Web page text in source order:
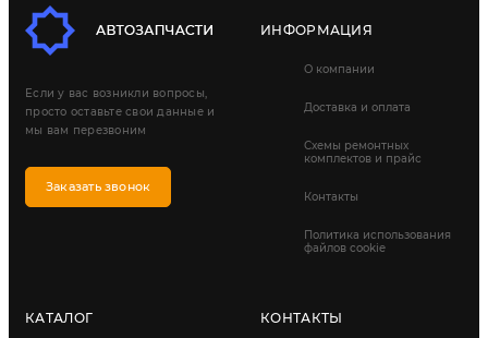
Если у вас возникли вопросы,
просто оставьте свои данные и
мы вам перезвоним
Заказать звонок
ИНФОРМАЦИЯ
О компании
Доставка и оплата
Схемы ремонтных
комплектов и прайс
Контакты
Политика использования
файлов cookie
КАТАЛОГ КОНТАКТЫ